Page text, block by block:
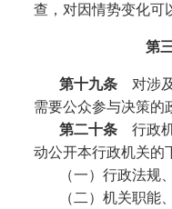
查，对因情势变化可
第
第十九条 对涉
需要公众参与决策的
第二十条 行政
动公开本行政机关的
（一）行政法规
（二）机关职能